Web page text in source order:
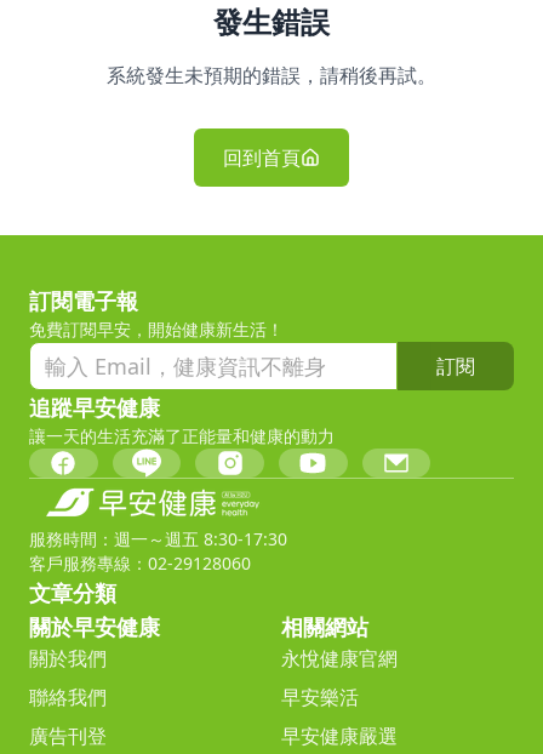
發生錯誤
系統發生未預期的錯誤，請稍後再試。
回到首頁
訂閱電子報
免費訂閱早安，開始健康新生活！
訂閱
追蹤早安健康
讓一天的生活充滿了正能量和健康的動力
服務時間：週一～週五 8:30-17:30
客戶服務專線：02-29128060
文章分類
關於早安健康
關於我們
聯絡我們
廣告刊登
相關網站
永悅健康官網
早安樂活
早安健康嚴選